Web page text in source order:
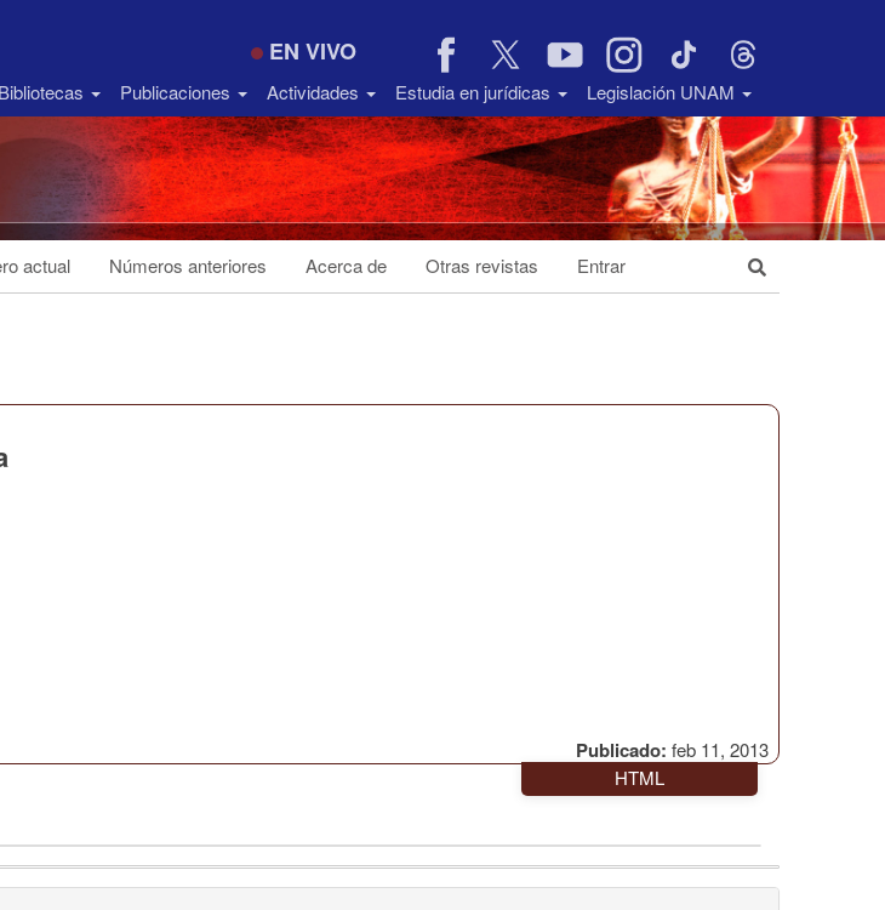
EN VIVO
Bibliotecas Publicaciones Actividades Estudia en jurídicas Legislación UNAM
actual Números anteriores Acerca de Otras revistas Entrar
Publicado: feb 11, 2013
HTML